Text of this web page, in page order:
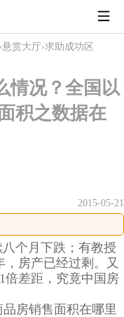
›悬赏大厅›求助成功区
情况？全国以
积之数据在
2015-05-21
个月下跌；有教授
房产已经过剩。又
倍差距，究竟中国房
品房销售面积在哪里